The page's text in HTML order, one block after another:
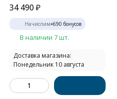
34 490₽
Начислим+690 бонусов
В наличии 7 шт.
Доставка магазина:
Понедельник 10 августа